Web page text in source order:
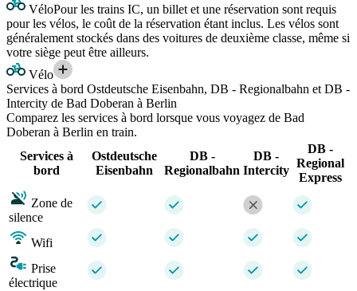
VéloPour les trains IC, un billet et une réservation sont requis
pour les vélos, le coût de la réservation étant inclus. Les vélos sont
généralement stockés dans des voitures de deuxième classe, même si
votre siège peut être ailleurs.
Vélo
Services à bord Ostdeutsche Eisenbahn, DB - Regionalbahn et DB -
Intercity de Bad Doberan à Berlin
Comparez les services à bord lorsque vous voyagez de Bad
Doberan à Berlin en train.
Services à
bord
Ostdeutsche
Eisenbahn
DB -
Regionalbahn
DB -
Intercity
DB -
Regional
Express
Zone de
silence
Wifi
Prise
électrique